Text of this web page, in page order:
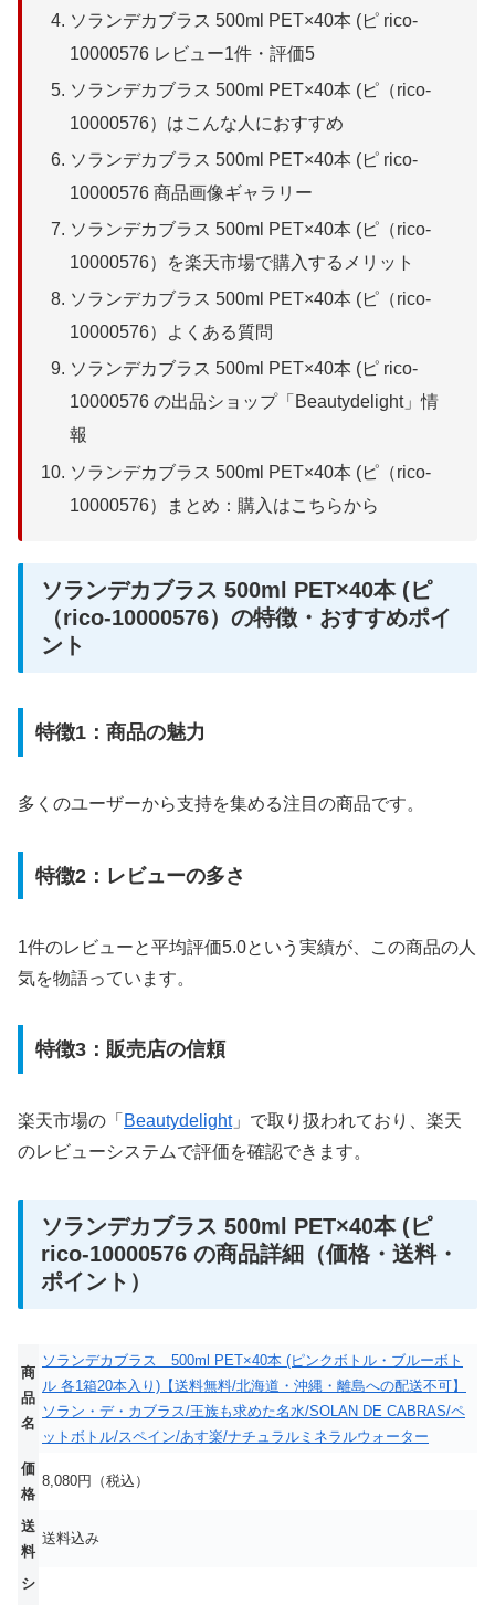
ソランデカブラス 500ml PET×40本 (ピ rico-
10000576 レビュー1件・評価5
ソランデカブラス 500ml PET×40本 (ピ（rico-
10000576）はこんな人におすすめ
ソランデカブラス 500ml PET×40本 (ピ rico-
10000576 商品画像ギャラリー
ソランデカブラス 500ml PET×40本 (ピ（rico-
10000576）を楽天市場で購入するメリット
ソランデカブラス 500ml PET×40本 (ピ（rico-
10000576）よくある質問
ソランデカブラス 500ml PET×40本 (ピ rico-
10000576 の出品ショップ「Beautydelight」情
報
ソランデカブラス 500ml PET×40本 (ピ（rico-
10000576）まとめ：購入はこちらから
ソランデカブラス 500ml PET×40本 (ピ
（rico-10000576）の特徴・おすすめポイ
ント
特徴1：商品の魅力
多くのユーザーから支持を集める注目の商品です。
特徴2：レビューの多さ
1件のレビューと平均評価5.0という実績が、この商品の人
気を物語っています。
特徴3：販売店の信頼
楽天市場の「 Beautydelight」で取り扱われており、楽天
のレビューシステムで評価を確認できます。
ソランデカブラス 500ml PET×40本 (ピ
rico-10000576 の商品詳細（価格・送料・
ポイント）
商
品
名
ソランデカブラス 500ml PET×40本 (ピンクボトル・ブルーボト
ル 各1箱20本入り)【送料無料/北海道・沖縄・離島への配送不可】
ソラン・デ・カブラス/王族も求めた名水/SOLAN DE CABRAS/ペ
ットボトル/スペイン/あす楽/ナチュラルミネラルウォーター
価
格
8,080円（税込）
送
料
送料込み
シ